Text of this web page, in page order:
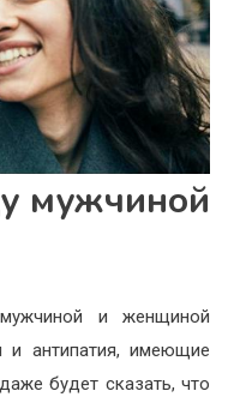
мужчиной
и женщиной
и антипатия, имеющие
будет сказать, что